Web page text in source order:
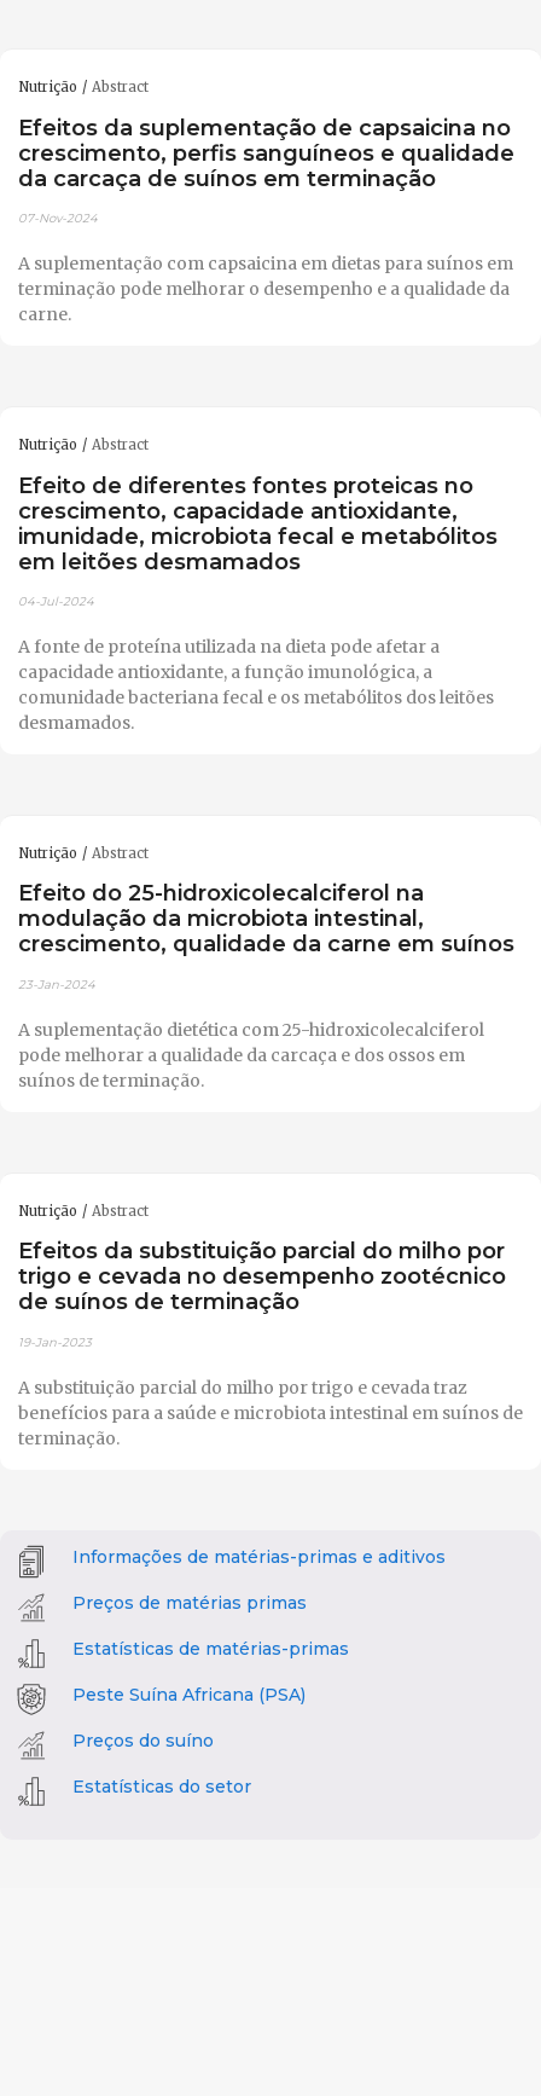
Nutrição Abstract
Efeitos da suplementação de capsaicina no
crescimento, perfis sanguíneos e qualidade
da carcaça de suínos em terminação
07-Nov-2024
A suplementação com capsaicina em dietas para suínos em
terminação pode melhorar o desempenho e a qualidade da
carne.
Nutrição Abstract
Efeito de diferentes fontes proteicas no
crescimento, capacidade antioxidante,
imunidade, microbiota fecal e metabólitos
em leitões desmamados
04-Jul-2024
A fonte de proteína utilizada na dieta pode afetar a
capacidade antioxidante, a função imunológica, a
comunidade bacteriana fecal e os metabólitos dos leitões
desmamados.
Nutrição Abstract
Efeito do 25-hidroxicolecalciferol na
modulação da microbiota intestinal,
crescimento, qualidade da carne em suínos
23-Jan-2024
A suplementação dietética com 25-hidroxicolecalciferol
pode melhorar a qualidade da carcaça e dos ossos em
suínos de terminação.
Nutrição Abstract
Efeitos da substituição parcial do milho por
trigo e cevada no desempenho zootécnico
de suínos de terminação
19-Jan-2023
A substituição parcial do milho por trigo e cevada traz
benefícios para a saúde e microbiota intestinal em suínos de
terminação.
Informações de matérias-primas e aditivos
Preços de matérias primas
Estatísticas de matérias-primas
Peste Suína Africana (PSA)
Preços do suíno
Estatísticas do setor